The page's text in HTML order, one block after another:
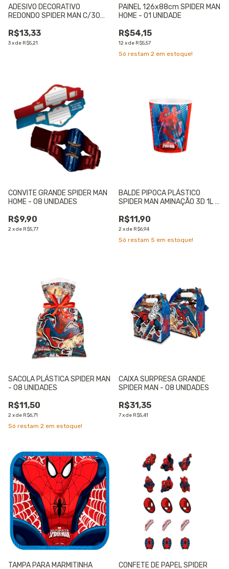
ADESIVO DECORATIVO
REDONDO SPIDER MAN C/30
R$13,33
3xde R$5,21
PAINEL 126x88cm SPIDER MAN
HOME - 01 UNIDADE
R$54,15
12xde R$5,57
Só restam 2 em estoque!
CONVITE GRANDE SPIDER MAN
HOME - 08 UNIDADES
R$9,90
2xde R$5,77
BALDE PIPOCA PLÁSTICO
SPIDER MAN AMINAÇÃO 3D 1L -
R$11,90
2xde R$6,94
Só restam 5 em estoque!
SACOLA PLÁSTICA SPIDER MAN
- 08 UNIDADES
R$11,50
2xde R$6,71
Só restam 2 em estoque!
CAIXA SURPRESA GRANDE
SPIDER MAN - 08 UNIDADES
R$31,35
7xde R$5,41
TAMPA PARA MARMITINHA
CONFETE DE PAPEL SPIDER